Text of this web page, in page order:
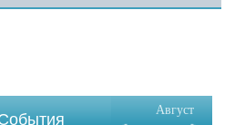
Август